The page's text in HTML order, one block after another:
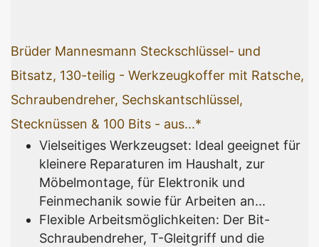
Brüder Mannesmann Steckschlüssel- und
Bitsatz, 130-teilig - Werkzeugkoffer mit Ratsche,
Schraubendreher, Sechskantschlüssel,
Stecknüssen & 100 Bits - aus...*
Vielseitiges Werkzeugset: Ideal geeignet für
kleinere Reparaturen im Haushalt, zur
Möbelmontage, für Elektronik und
Feinmechanik sowie für Arbeiten an...
Flexible Arbeitsmöglichkeiten: Der Bit-
Schraubendreher, T-Gleitgriff und die